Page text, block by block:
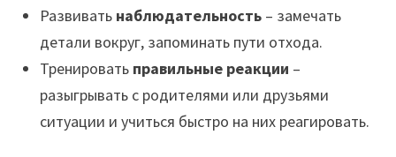
Развивать наблюдательность– замечать
детали вокруг, запоминать пути отхода.
Тренировать правильные реакции –
разыгрывать с родителями или друзьями
ситуации и учиться быстро на них реагировать.